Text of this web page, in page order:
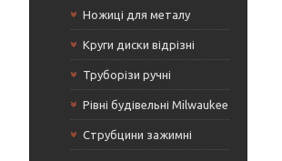
Ножиці для металу
Круги диски відрізні
Труборізи ручні
Рівні будівельні Milwaukee
Струбцини зажимні